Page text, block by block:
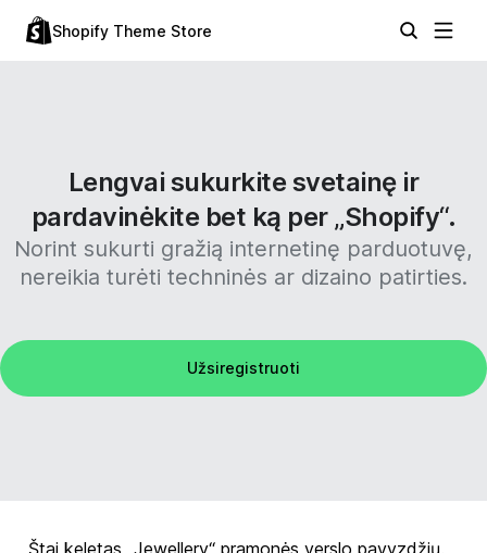
Shopify Theme Store
Lengvai sukurkite svetainę ir
pardavinėkite bet ką per „Shopify“.
Norint sukurti gražią internetinę parduotuvę,
nereikia turėti techninės ar dizaino patirties.
Užsiregistruoti
Štai keletas „Jewellery“ pramonės verslo pavyzdžių,